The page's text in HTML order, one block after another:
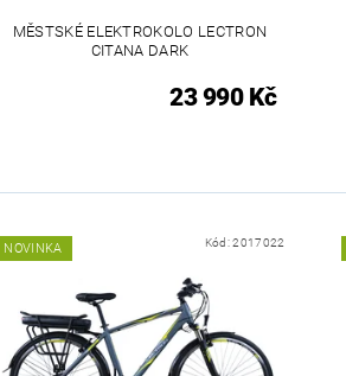
MĚSTSKÉ ELEKTROKOLO LECTRON
CITANA DARK
23 990 Kč
NOVINKA Kód:2017022